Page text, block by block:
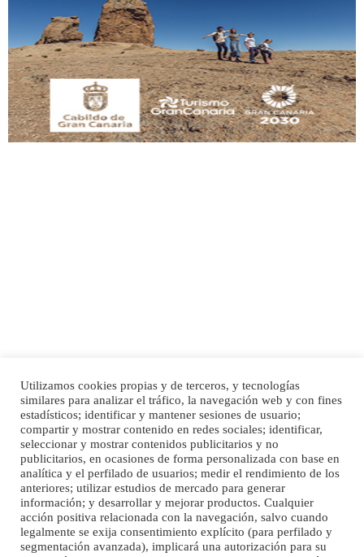
Gato manso encontrado
Este gato macho ha aparecido en la calle hace menos de un mes, es muy
manso y extremadamente cari...
Leales.org » Gran Canaria | 9.7.2025
SHIBA PERDIDO AVDA JOSE MESA Y LOPEZ
PERRO MACHO RAZA SHIBA CON MICROCHIP PERDIDO HOY 06/07/2025 ZONA
MESA Y LOPEZ. ES MUY ASUSTADIZO
Leales.org » Gran Canaria | 6.7.2025
Inicio Publicidad
Política de privacidad
Aviso Legal
Cláusula de Cookies
Enlaces de interés
Utilizamos cookies propias y de terceros, y tecnologías
similares para analizar el tráfico, la navegación web y con fines
estadísticos; identificar y mantener sesiones de usuario;
compartir y mostrar contenido en redes sociales; identificar,
seleccionar y mostrar contenidos publicitarios y no
publicitarios, en ocasiones de forma personalizada con base en
analítica y el perfilado de usuarios; medir el rendimiento de los
anteriores; utilizar estudios de mercado para generar
información; y desarrollar y mejorar productos. Cualquier
acción positiva relacionada con la navegación, salvo cuando
legalmente se exija consentimiento explícito (para perfilado y
segmentación avanzada), implicará una autorización para su